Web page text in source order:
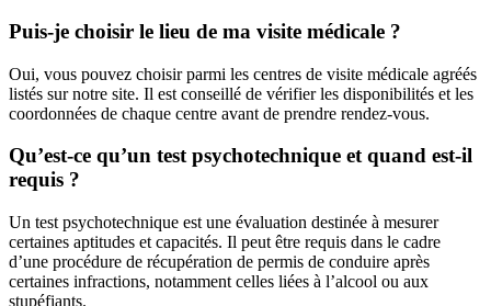
Puis-je choisir le lieu de ma visite médicale ?
Oui, vous pouvez choisir parmi les centres de visite médicale agréés
listés sur notre site. Il est conseillé de vérifier les disponibilités et les
coordonnées de chaque centre avant de prendre rendez-vous.
Qu’est-ce qu’un test psychotechnique et quand est-il
requis ?
Un test psychotechnique est une évaluation destinée à mesurer
certaines aptitudes et capacités. Il peut être requis dans le cadre
d’une procédure de récupération de permis de conduire après
certaines infractions, notamment celles liées à l’alcool ou aux
stupéfiants.